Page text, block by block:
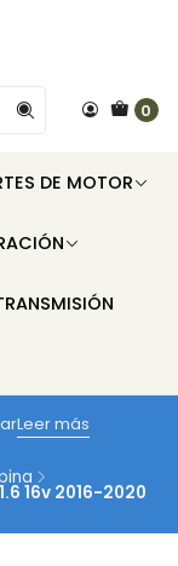
0
DE MOTOR
Leer más
16v 2016-2020